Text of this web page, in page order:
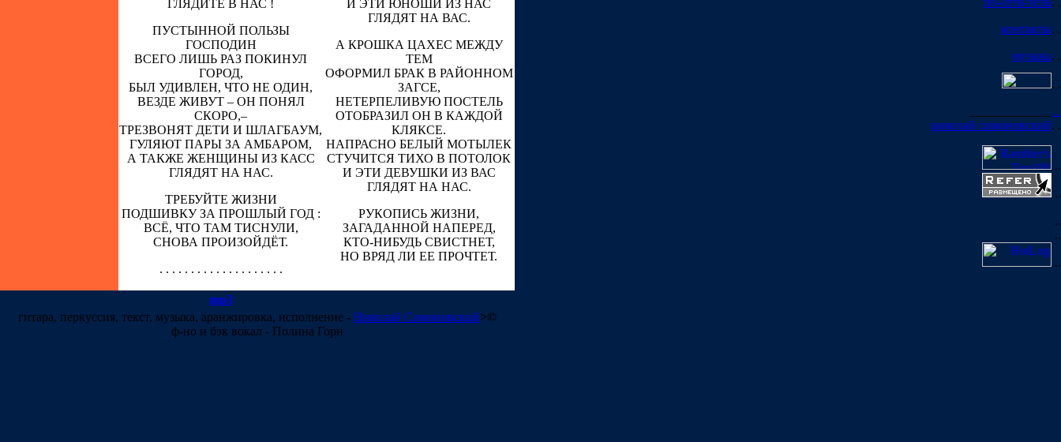
ГЛЯДИТЕ В НАС !
ПУСТЫННОЙ ПОЛЬЗЫ
ГОСПОДИН
ВСЕГО ЛИШЬ РАЗ ПОКИНУЛ
ГОРОД,
БЫЛ УДИВЛЕН, ЧТО НЕ ОДИН,
ВЕЗДЕ ЖИВУТ – ОН ПОНЯЛ
СКОРО,–
ТРЕЗВОНЯТ ДЕТИ И ШЛАГБАУМ,
ГУЛЯЮТ ПАРЫ ЗА АМБАРОМ,
А ТАКЖЕ ЖЕНЩИНЫ ИЗ КАСС
ГЛЯДЯТ НА НАС.
ТРЕБУЙТЕ ЖИЗНИ
ПОДШИВКУ ЗА ПРОШЛЫЙ ГОД :
ВСЁ, ЧТО ТАМ ТИСНУЛИ,
СНОВА ПРОИЗОЙДЁТ.
. . . . . . . . . . . . . . . . . . . .
И ЭТИ ЮНОШИ ИЗ НАС
ГЛЯДЯТ НА ВАС.
А КРОШКА ЦАХЕС МЕЖДУ
ТЕМ
ОФОРМИЛ БРАК В РАЙОННОМ
ЗАГСЕ,
НЕТЕРПЕЛИВУЮ ПОСТЕЛЬ
ОТОБРАЗИЛ ОН В КАЖДОЙ
КЛЯКСЕ.
НАПРАСНО БЕЛЫЙ МОТЫЛЕК
СТУЧИТСЯ ТИХО В ПОТОЛОК
И ЭТИ ДЕВУШКИ ИЗ ВАС
ГЛЯДЯТ НА НАС.
РУКОПИСЬ ЖИЗНИ,
ЗАГАДАННОЙ НАПЕРЕД,
КТО-НИБУДЬ СВИСТНЕТ,
НО ВРЯД ЛИ ЕЕ ПРОЧТЕТ.
mp3
гитара, перкуссия, текст, музыка, аранжировка, исполнение - Николай Симоновский>©
ф-но и бэк вокал - Полина Горн
контакты. .
музыка. .
. .
. .
николай симоновский. .
..
..
..
..
..